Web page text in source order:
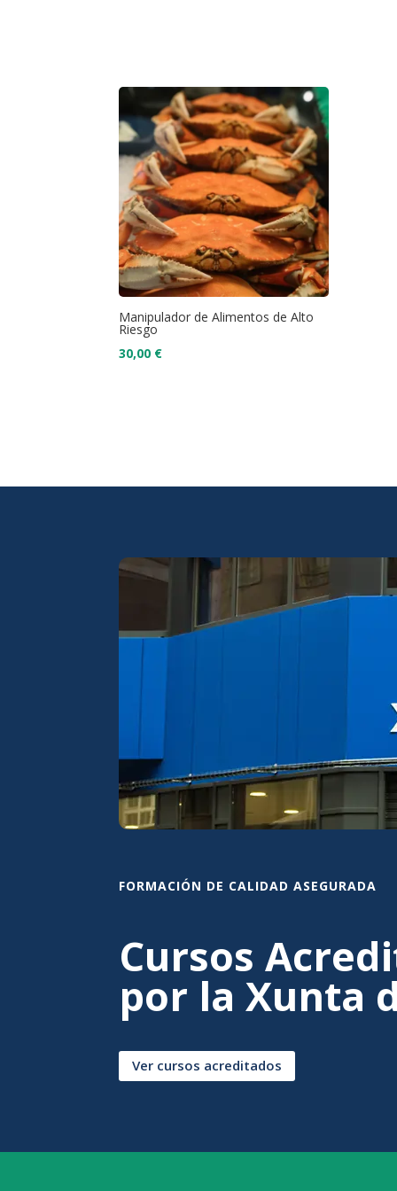
Manipulador de Alimentos de Alto
Riesgo
30,00 €
FORMACIÓN DE CALIDAD ASEGURADA
Cursos
por la Xunta
Ver cursos acreditados